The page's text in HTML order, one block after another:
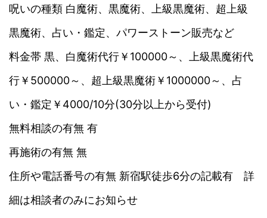
呪いの種類 白魔術、黒魔術、上級黒魔術、超上級
黒魔術、占い・鑑定、パワーストーン販売など
料金帯 黒、白魔術代行￥100000～、上級黒魔術代
行￥500000～、超上級黒魔術￥1000000～、占
い・鑑定￥4000/10分(30分以上から受付)
無料相談の有無 有
再施術の有無 無
住所や電話番号の有無 新宿駅徒歩6分の記載有 詳
細は相談者のみにお知らせ